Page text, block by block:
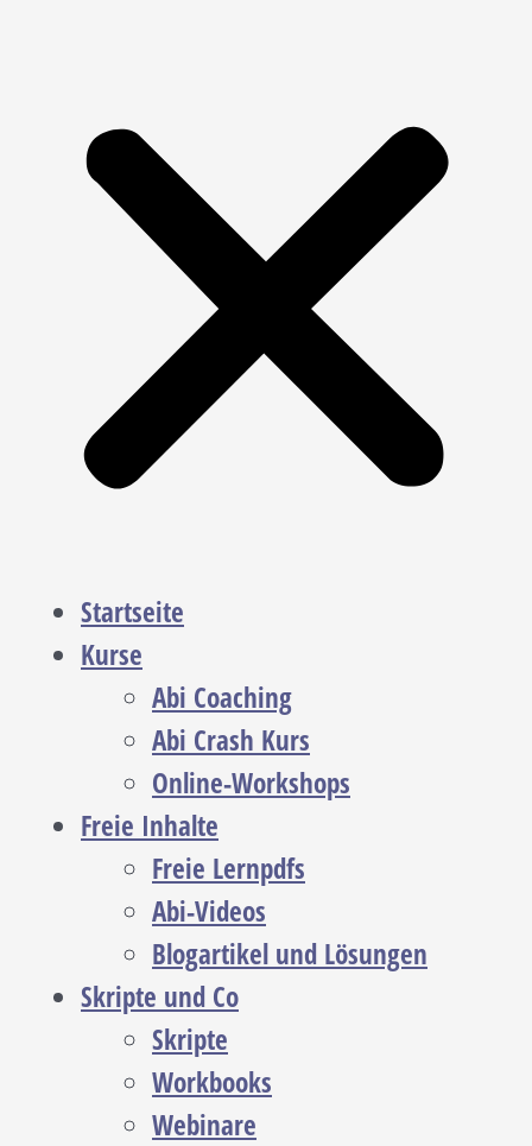
Startseite
Kurse
Abi Coaching
Abi Crash Kurs
Online-Workshops
Freie Inhalte
Freie Lernpdfs
Abi-Videos
Blogartikel und Lösungen
Skripte und Co
Skripte
Workbooks
Webinare